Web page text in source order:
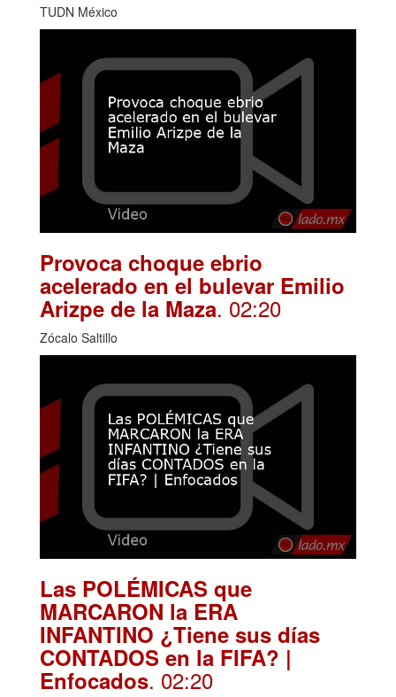
TUDN México
Provoca choque ebrio
acelerado en el bulevar Emilio
Arizpe de la Maza. 02:20
Zócalo Saltillo
Las POLÉMICAS que
MARCARON la ERA
INFANTINO ¿Tiene sus días
CONTADOS en la FIFA? |
Enfocados. 02:20